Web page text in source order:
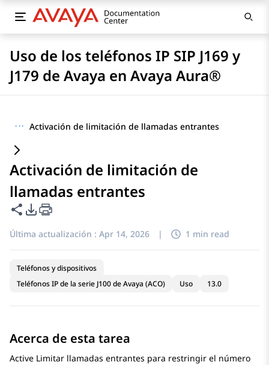
Uso de los teléfonos IP SIP J169 y
J179 de Avaya en Avaya Aura®
··· Activación de limitación de llamadas entrantes
Activación de limitación de
llamadas entrantes
Compartir esta página
Opciones de exportación de PDF
Última actualización : Apr 14, 2026 | 1 min read
Teléfonos y dispositivos
Teléfonos IP de la serie J100 de Avaya (ACO)
Uso 13.0
Acerca de esta tarea
Active Limitar llamadas entrantes para restringir el número